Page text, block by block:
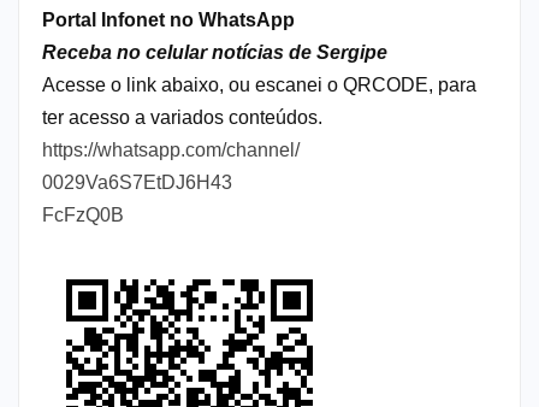
Portal Infonet no WhatsApp
Receba no celular notícias de Sergipe
Acesse o link abaixo, ou escanei o QRCODE, para
ter acesso a variados conteúdos.
https://whatsapp.com/channel/
0029Va6S7EtDJ6H43
FcFzQ0B